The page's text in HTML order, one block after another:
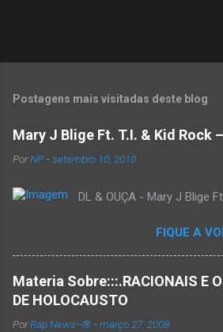
Postagens mais visitadas deste blog
Mary J Blige Ft. T.I. & Kid Rock
PorNP -setembro 10, 2010
DL & OUÇA - Mary J Blige
FIQUE A
Materia Sobre:::.RACIONAIS E
DE HOLOCAUSTO
PorRap News--® -março 27, 2008